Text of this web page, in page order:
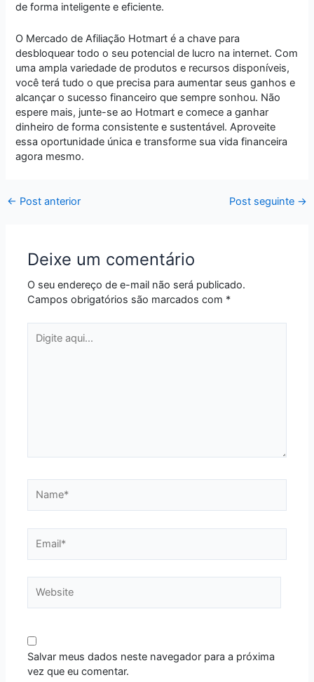
de forma inteligente e eficiente.
O Mercado de Afiliação Hotmart é a chave para
desbloquear todo o seu potencial de lucro na internet. Com
uma ampla variedade de produtos e recursos disponíveis,
você terá tudo o que precisa para aumentar seus ganhos e
alcançar o sucesso financeiro que sempre sonhou. Não
espere mais, junte-se ao Hotmart e comece a ganhar
dinheiro de forma consistente e sustentável. Aproveite
essa oportunidade única e transforme sua vida financeira
agora mesmo.
← Post anterior Post seguinte →
Deixe um comentário
O seu endereço de e-mail não será publicado.
Campos obrigatórios são marcados com *
aqui...
Salvar meus dados neste navegador para a próxima
vez que eu comentar.